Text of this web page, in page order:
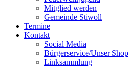
Mitglied werden
Gemeinde Stiwoll
Termine
Kontakt
Social Media
Bürgerservice/Unser Shop
Linksammlung